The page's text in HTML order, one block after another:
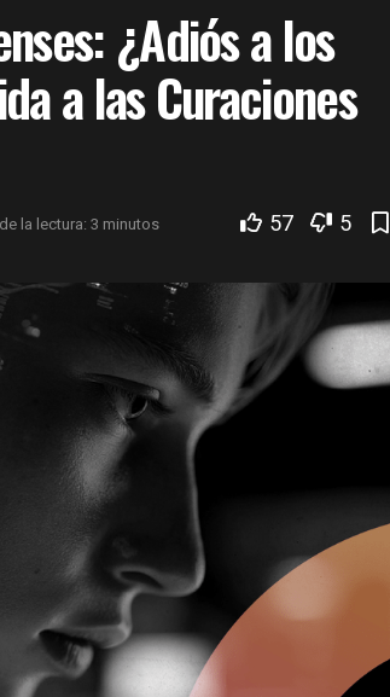
¿Adiós a los
a las Curaciones
la lectura: 3 minutos 57 5